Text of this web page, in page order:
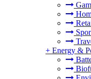
+ Energy &